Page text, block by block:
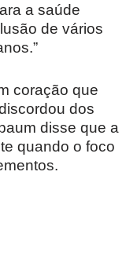
a saúde
de vários
coração que
dos
disse que a
quando o foco